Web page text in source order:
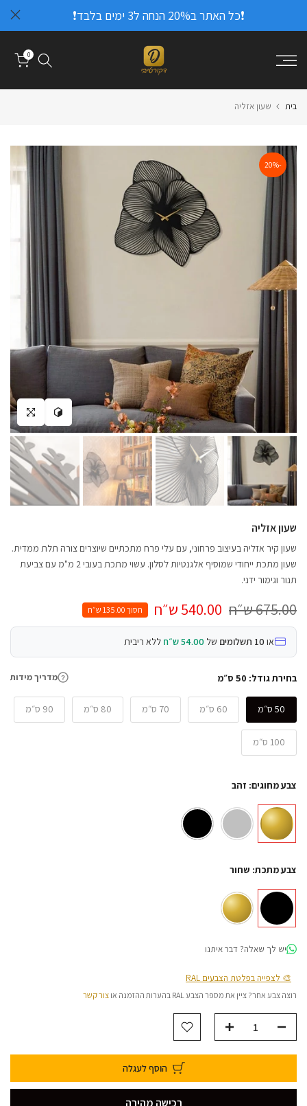
לתוכן
❗כל האתר ב20% הנחה ל3 ימים בלבד❗
0
בית שעון אזליה
-20%
צפה במרחב שלךלחץ להגדלה
שעון אזליה
שעון קיר אזליה בעיצוב פרחוני, עם עלי פרח מתכתיים שיוצרים צורה תלת ממדית.
שעון מתכת ייחודי שמוסיף אלגנטיות לסלון. עשוי מתכת בעובי 2 מ"מ עם צביעת
תנור וגימור ידני.
675.00 ש״ח 540.00 ש״ח חסוך 135.00 ש״ח
או10 תשלומים של 54.00 ש״ח ללא ריבית
בחירת גודל: 50 ס״מ ? מדריך מידות
50 ס״מ 60 ס״מ 70 ס״מ 80 ס״מ 90 ס״מ
100 ס״מ
צבע מחוגים: זהב
צבע מתכת: שחור
יש לך שאלה? דבר איתנו
🎨 לצפייה בפלטת הצבעים RAL
רוצה צבע אחר? ציין את מספר הצבע RAL בהערות ההזמנה או צור קשר
הוסף לעגלה